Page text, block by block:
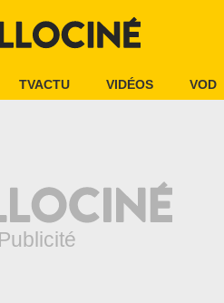
TVACTU VIDÉOS VOD